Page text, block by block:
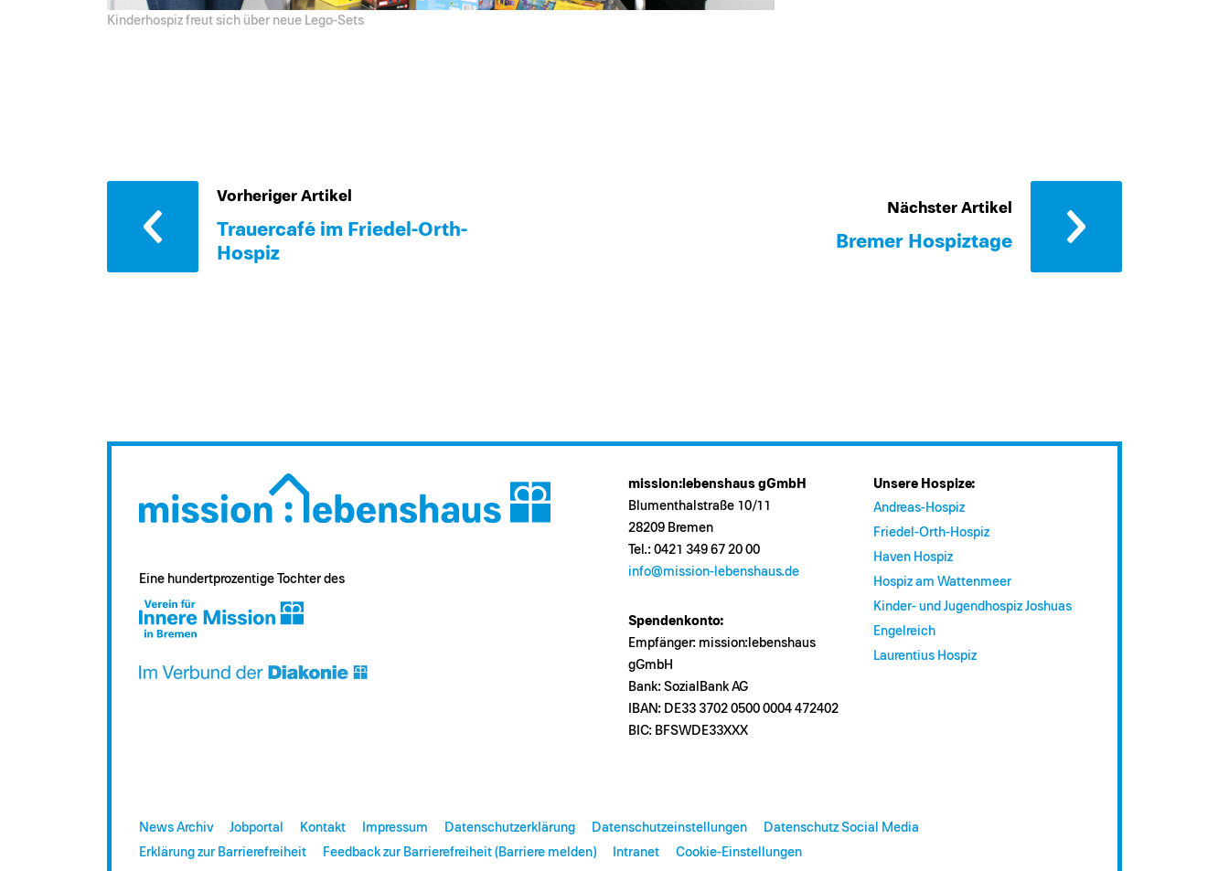
Kinderhospiz freut sich über neue Lego-Sets
Vorheriger Artikel
Trauercafé im Friedel-Orth-
Hospiz
Nächster Artikel
Bremer Hospiztage
Eine hundertprozentige Tochter des
mission:lebenshaus gGmbH
Blumenthalstraße 10/11
28209 Bremen
Tel.: 0421 349 67 20 00
info@mission-lebenshaus.de
Spendenkonto:
Empfänger: mission:lebenshaus
gGmbH
Bank: SozialBank AG
IBAN: DE33 3702 0500 0004 472402
BIC: BFSWDE33XXX
Unsere Hospize:
Andreas-Hospiz
Friedel-Orth-Hospiz
Haven Hospiz
Hospiz am Wattenmeer
Kinder- und Jugendhospiz Joshuas
Engelreich
Laurentius Hospiz
News Archiv Jobportal Kontakt Impressum Datenschutzerklärung Datenschutzeinstellungen
Datenschutz Social Media
Erklärung zur Barrierefreiheit
Feedback zur Barrierefreiheit (Barriere melden) Intranet Cookie-Einstellungen